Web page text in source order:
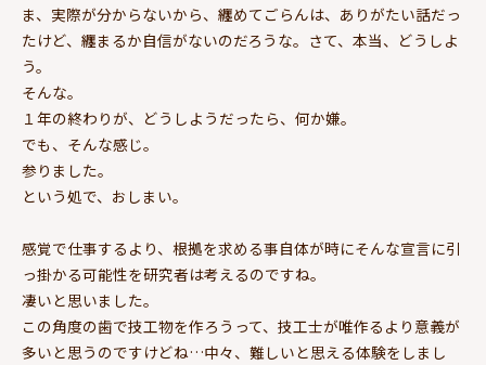
ま、実際が分からないから、纏めてごらんは、ありがたい話だっ
たけど、纏まるか自信がないのだろうな。さて、本当、どうしよ
う。
そんな。
１年の終わりが、どうしようだったら、何か嫌。
でも、そんな感じ。
参りました。
という処で、おしまい。
感覚で仕事するより、根拠を求める事自体が時にそんな宣言に引
っ掛かる可能性を研究者は考えるのですね。
凄いと思いました。
この角度の歯で技工物を作ろうって、技工士が唯作るより意義が
多いと思うのですけどね…中々、難しいと思える体験をしまし